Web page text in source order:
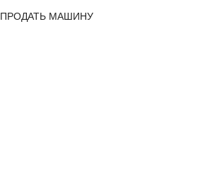
ПРОДАТЬ МАШИНУ